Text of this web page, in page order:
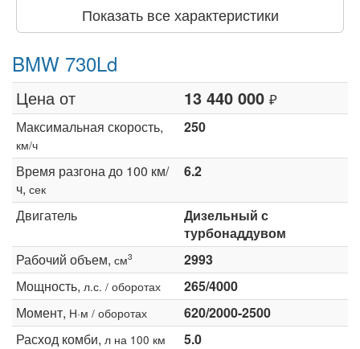
Показать все характеристики
BMW 730Ld
Цена от 13 440 000 ₽
Максимальная скорость,
км/ч
250
Время разгона до 100 км/
ч, сек
6.2
Двигатель
Дизельный с
турбонаддувом
Рабочий объем, см3
2993
Мощность, л.с. / оборотах
265/4000
Момент, Н·м / оборотах
620/2000-2500
Расход комби, л на 100 км
5.0